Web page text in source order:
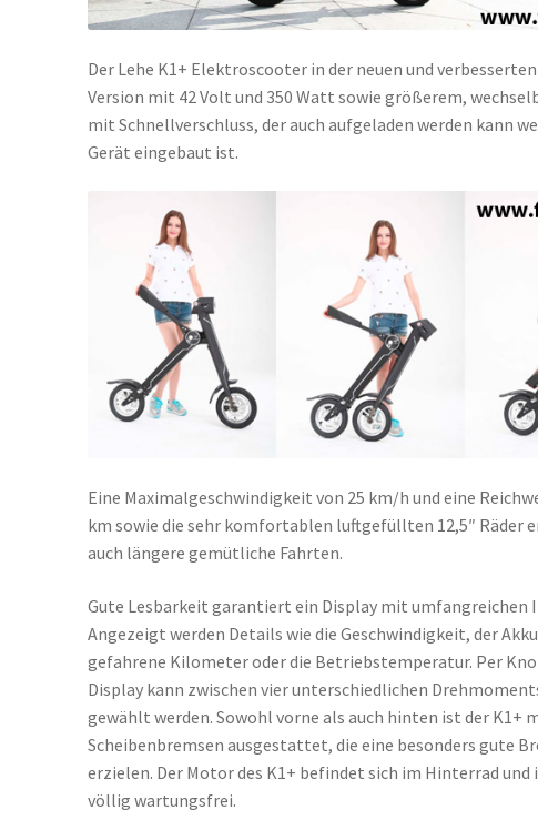
Der Lehe K1+ Elektroscooter in der neuen und
Version mit 42 Volt und 350 Watt sowie größerem,
mit Schnellverschluss, der auch aufgeladen werden kann
Gerät eingebaut ist.
Eine Maximalgeschwindigkeit von 25 km/h und eine
km sowie die sehr komfortablen luftgefüllten 12,5″ Räder
auch längere gemütliche Fahrten.
Gute Lesbarkeit garantiert ein Display mit umfangreichen
Angezeigt werden Details wie die Geschwindigkeit, der
gefahrene Kilometer oder die Betriebstemperatur. Per
Display kann zwischen vier unterschiedlichen
gewählt werden. Sowohl vorne als auch hinten ist der K1+
Scheibenbremsen ausgestattet, die eine besonders gute
erzielen. Der Motor des K1+ befindet sich im Hinterrad
völlig wartungsfrei.